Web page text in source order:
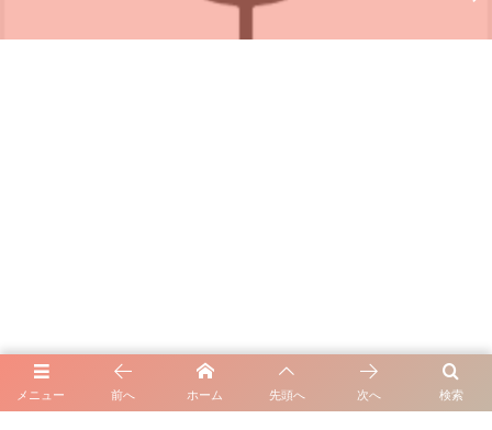
メニュー 検索
前へ ホーム 先頭へ 次へ